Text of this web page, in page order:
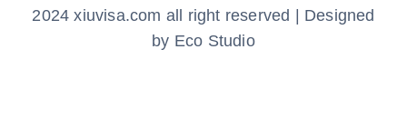
2024 xiuvisa.com all right reserved | Designed
by Eco Studio